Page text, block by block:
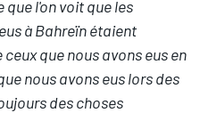
que l'on voit que les
à Bahreïn étaient
que nous avons eus en
nous avons eus lors des
des choses